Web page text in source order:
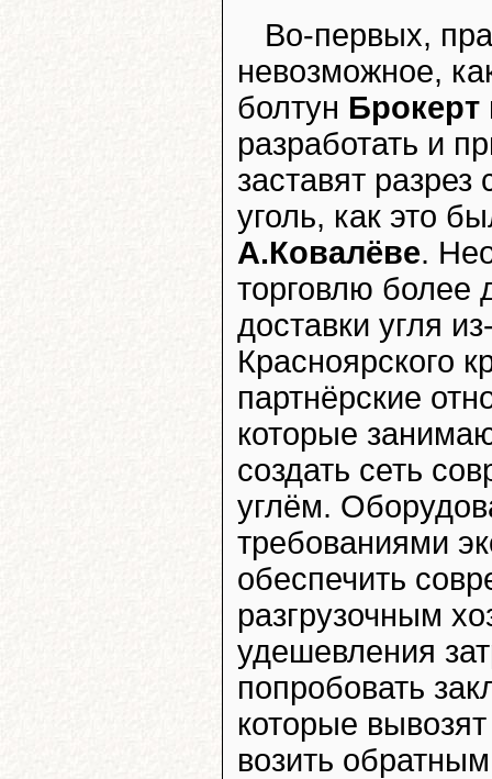
Во-первых,
невозможное,
болтун Брокерт
разработать и
заставят
уголь, как это
А.Ковалёве.
торговлю более
доставки угля
Красноярского
партнёрские
которые
создать сеть
углём.
требованиями
обеспечить
разгрузочным
удешевления
попробовать
которые
возить